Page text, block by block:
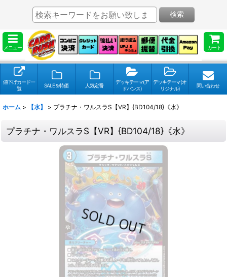
メニュー カート
検索
値下げカード一
覧
SALE＆特価 人気定番
デッキテーマ(ア
ドバンス)
デッキテーマ(オ
リジナル)
問い合わせ
ホーム > 【水】 > プラチナ・ワルスラS【VR】{BD104/18}《水》
プラチナ・ワルスラS【VR】{BD104/18}《水》